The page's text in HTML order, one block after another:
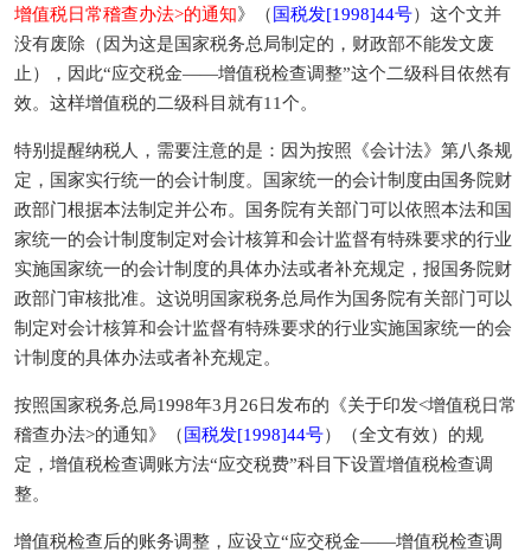
增值税日常稽查办法>的通知》（ 国税发[1998]44号）这个文并
没有废除（因为这是国家税务总局制定的，财政部不能发文废
止），因此“应交税金——增值税检查调整”这个二级科目依然有
效。这样增值税的二级科目就有11个。
特别提醒纳税人，需要注意的是：因为按照《会计法》第八条规
定，国家实行统一的会计制度。国家统一的会计制度由国务院财
政部门根据本法制定并公布。国务院有关部门可以依照本法和国
家统一的会计制度制定对会计核算和会计监督有特殊要求的行业
实施国家统一的会计制度的具体办法或者补充规定，报国务院财
政部门审核批准。这说明国家税务总局作为国务院有关部门可以
制定对会计核算和会计监督有特殊要求的行业实施国家统一的会
计制度的具体办法或者补充规定。
按照国家税务总局1998年3月26日发布的《关于印发<增值税日常
稽查办法>的通知》（ 国税发[1998]44号）（全文有效）的规
定，增值税检查调账方法“应交税费”科目下设置增值税检查调
整。
增值税检查后的账务调整，应设立“应交税金——增值税检查调